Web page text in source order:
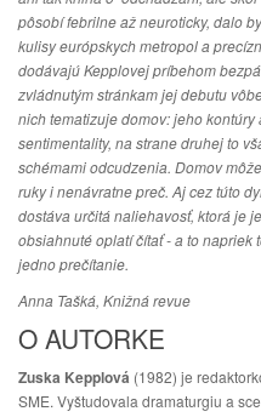
pôsobí febrilne až neuroticky, dalo
kulisy európskych metropol a
dodávajú Kepplovej príbehom
zvládnutým stránkam jej debutu
nich tematizuje domov: jeho
sentimentality, na strane druhej to
schémami odcudzenia. Domov
ruky i nenávratne preč. Aj cez túto
dostáva určitá naliehavosť, ktorá je
obsiahnuté oplatí čítať - a to napriek
jedno prečítanie.
Anna Tašká, Knižná revue
O AUTORKE
Zuska Kepplová (1982) je
SME. Vyštudovala dramaturgiu a